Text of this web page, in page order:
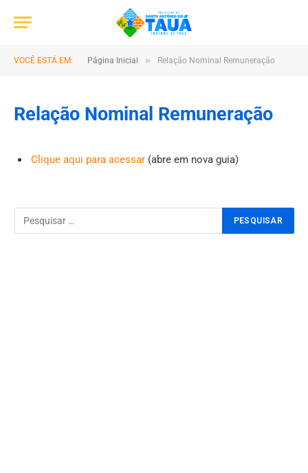
VOCÊ ESTÁ EM: Página Inicial » Relação Nominal Remuneração
Relação Nominal Remuneração
Clique aqui para acessar (abre em nova guia)